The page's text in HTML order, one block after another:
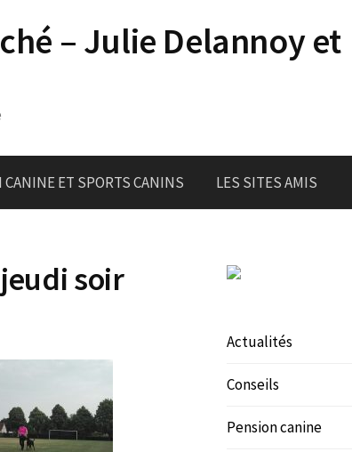
– Julie Delannoy et
CANINE ET SPORTS CANINS LES SITES AMIS
soir
Actualités
Conseils
Pension canine